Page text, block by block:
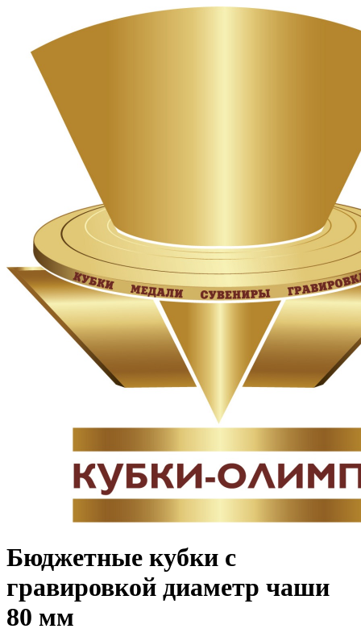
Бюджетные кубки с
гравировкой диаметр чаши
80 мм